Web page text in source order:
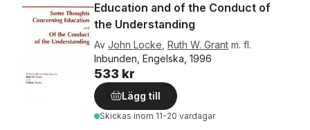
Education and of the Conduct of
the Understanding
Av John Locke, Ruth W. Grant m. fl.
Inbunden, Engelska, 1996
533 kr
Lägg till
Skickas inom 11-20 vardagar